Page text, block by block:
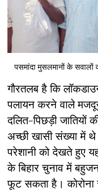
पसमांदा मुसलमानों के सवालों
गौरतलब है कि
पलायन करने वाले
दलित-पिछड़ी जातियों
अच्छी खासी संख्या में
परेशानी को देखते हुए
के बिहार चुनाव में
फूट सकता है।